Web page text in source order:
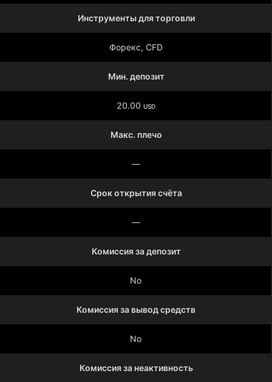
Инструменты для торговли
Форекс, CFD
Мин. депозит
20.00 USD
Макс. плечо
—
Срок открытия счёта
—
Комиссия за депозит
No
Комиссия за вывод средств
No
Комиссия за неактивность